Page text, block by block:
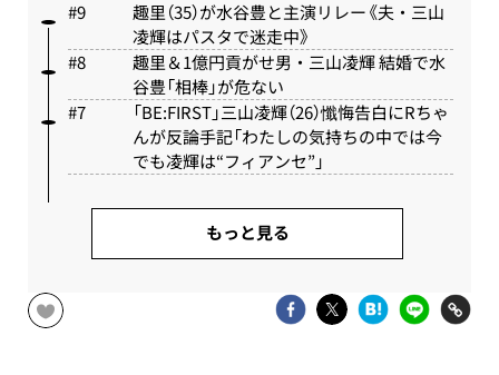
趣里（35）が水谷豊と主演リレー《夫・三山
凌輝はパスタで迷走中》
趣里＆1億円貢がせ男・三山凌輝 結婚で水
谷豊「相棒」が危ない
「BE:FIRST」三山凌輝（26）懺悔告白にRちゃ
んが反論手記「わたしの気持ちの中では今
でも凌輝は“フィアンセ”」
もっと見る